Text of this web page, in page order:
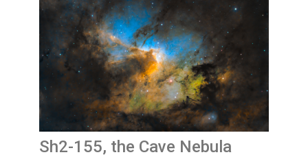
Sh2-155, the Cave Nebula